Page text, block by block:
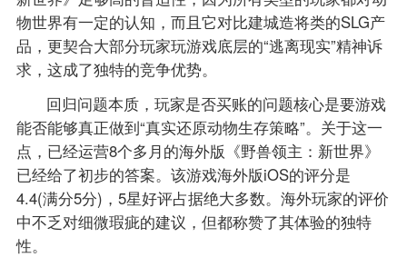
物世界有一定的认知，而且它对比建城造将类的SLG产
品，更契合大部分玩家玩游戏底层的“逃离现实”精神诉
求，这成了独特的竞争优势。
回归问题本质，玩家是否买账的问题核心是要游戏
能否能够真正做到“真实还原动物生存策略”。关于这一
点，已经运营8个多月的海外版《野兽领主：新世界》
已经给了初步的答案。该游戏海外版iOS的评分是
4.4(满分5分)，5星好评占据绝大多数。海外玩家的评价
中不乏对细微瑕疵的建议，但都称赞了其体验的独特
性。